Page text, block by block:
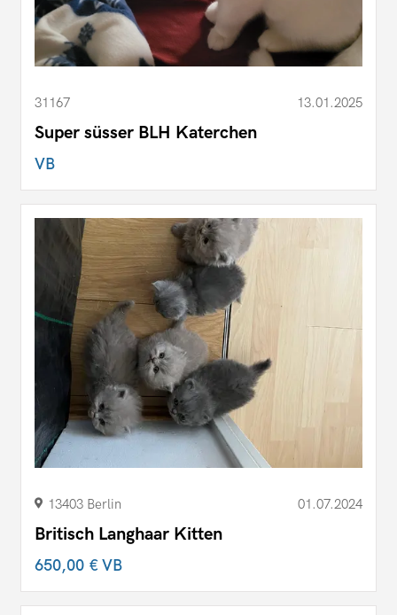
31167 13.01.2025
Super süsser BLH Katerchen
VB
13403 Berlin 01.07.2024
Britisch Langhaar Kitten
650,00 €VB